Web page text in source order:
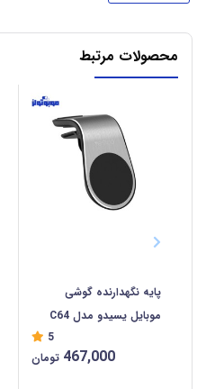
محصولات مرتبط
پایه نگهدارنده گوشی
موبایل یسیدو مدل C64
5
467,000 تومان